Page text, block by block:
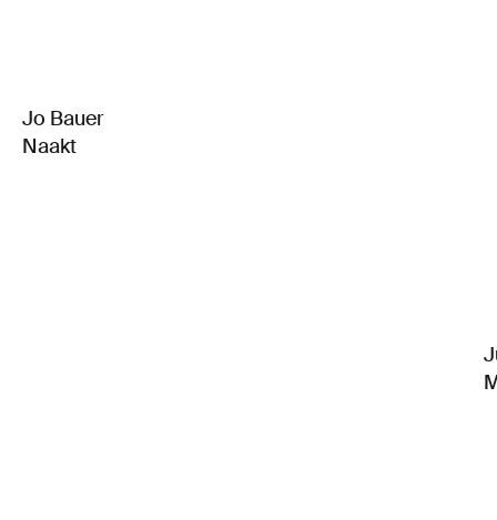
Jo Bauer
Naakt